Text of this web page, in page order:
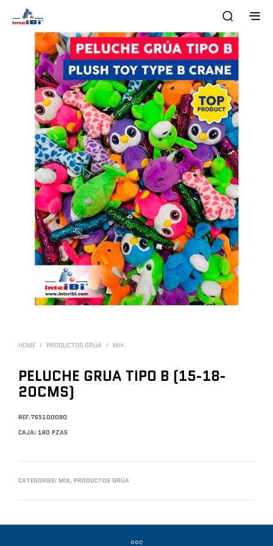
HOME / PRODUCTOS GRÚA / MIX
PELUCHE GRUA TIPO B (15-18-
20CMS)
REF.765100090
CAJA: 180 PZAS
CATEGORIES: MIX, PRODUCTOS GRÚA